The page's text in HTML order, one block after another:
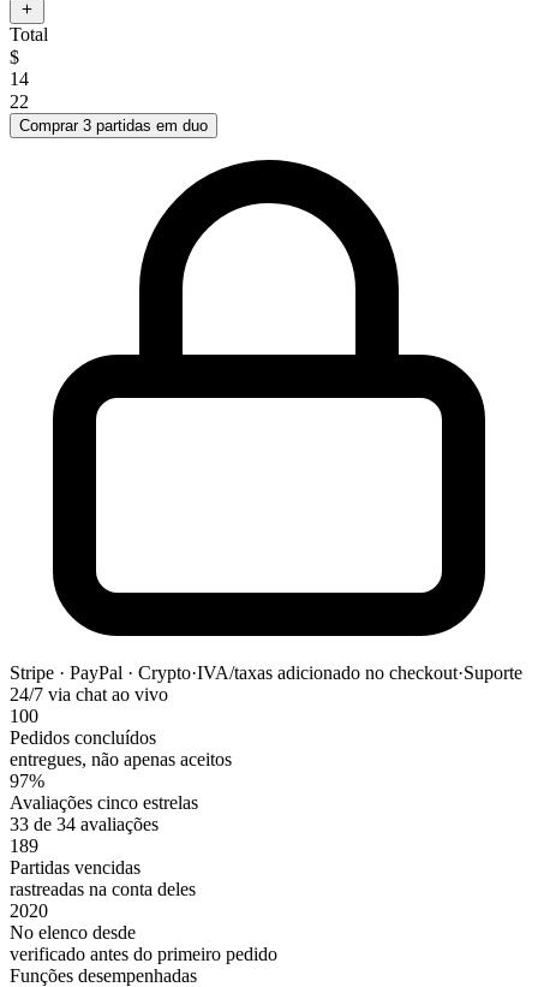
Total
$
14
22
Comprar 3 partidas em duo
Stripe · PayPal · Crypto·IVA/taxas adicionado no checkout·Suporte
24/7 via chat ao vivo
100
Pedidos concluídos
entregues, não apenas aceitos
97%
Avaliações cinco estrelas
33 de 34 avaliações
189
Partidas vencidas
rastreadas na conta deles
2020
No elenco desde
verificado antes do primeiro pedido
Funções desempenhadas